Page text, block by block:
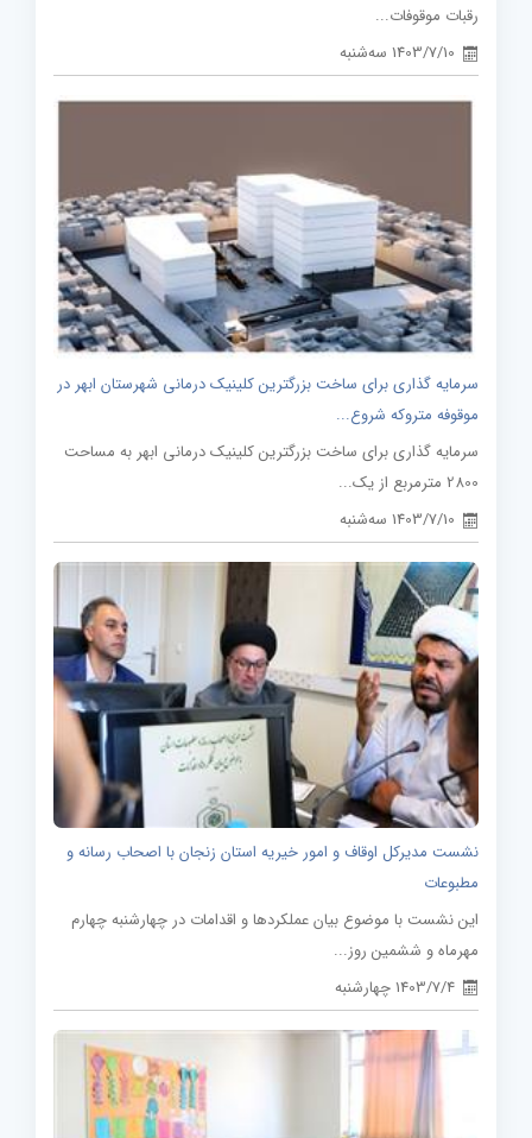
رقبات موقوفات...
1403/7/10 سه‌شنبه
سرمایه گذاری برای ساخت بزرگترین کلینیک درمانی شهرستان ابهر در
موقوفه متروکه شروع...
سرمایه گذاری برای ساخت بزرگترین کلینیک درمانی ابهر به مساحت
2800 مترمربع از یک...
1403/7/10 سه‌شنبه
نشست مدیرکل اوقاف و امور خیریه استان زنجان با اصحاب رسانه و
مطبوعات
این نشست با موضوع بیان عملکردها و اقدامات در چهارشنبه چهارم
مهرماه و ششمین روز...
1403/7/4 چهارشنبه